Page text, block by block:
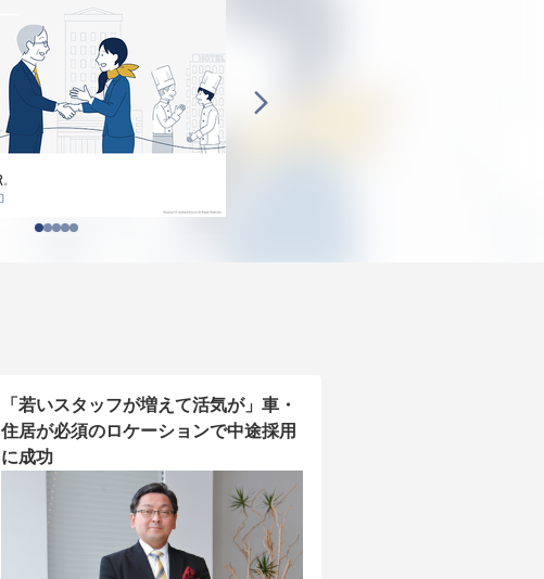
「若いスタッフが増えて活気が」車・
住居が必須のロケーションで中途採用
に成功